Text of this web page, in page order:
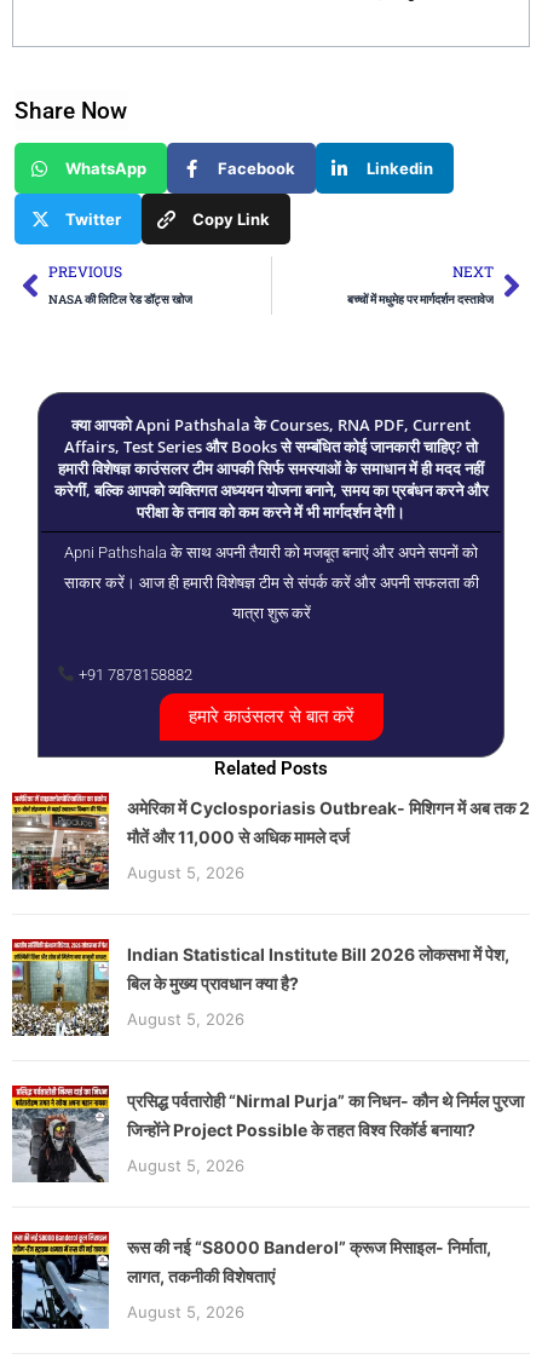
Share Now
WhatsApp Facebook Linkedin
Twitter Copy Link
Prev
PREVIOUS
NASA की लिटिल रेड डॉट्स खोज
NEXT
बच्चों में मधुमेह पर मार्गदर्शन दस्तावेज
क्या आपको Apni Pathshala के Courses, RNA PDF, Current
Affairs, Test Series और Books से सम्बंधित कोई जानकारी चाहिए? तो
हमारी विशेषज्ञ काउंसलर टीम आपकी सिर्फ समस्याओं के समाधान में ही मदद नहीं
करेगीं, बल्कि आपको व्यक्तिगत अध्ययन योजना बनाने, समय का प्रबंधन करने और
परीक्षा के तनाव को कम करने में भी मार्गदर्शन देगी।
Apni Pathshala के साथ अपनी तैयारी को मजबूत बनाएं और अपने सपनों को
साकार करें। आज ही हमारी विशेषज्ञ टीम से संपर्क करें और अपनी सफलता की
यात्रा शुरू करें
+91 7878158882
हमारे काउंसलर से बात करें
Related Posts
अमेरिका में Cyclosporiasis Outbreak- मिशिगन में अब तक 2
मौतें और 11,000 से अधिक मामले दर्ज
August 5, 2026
Indian Statistical Institute Bill 2026 लोकसभा में पेश,
बिल के मुख्य प्रावधान क्या है?
August 5, 2026
प्रसिद्ध पर्वतारोही “Nirmal Purja” का निधन- कौन थे निर्मल पुरजा
जिन्होंने Project Possible के तहत विश्व रिकॉर्ड बनाया?
August 5, 2026
रूस की नई “S8000 Banderol” क्रूज मिसाइल- निर्माता,
लागत, तकनीकी विशेषताएं
August 5, 2026